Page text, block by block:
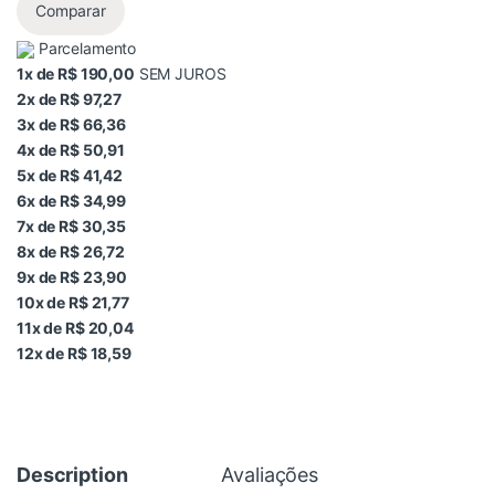
Comparar
Parcelamento
1x de R$ 190,00 SEM JUROS
2x de R$ 97,27
3x de R$ 66,36
4x de R$ 50,91
5x de R$ 41,42
6x de R$ 34,99
7x de R$ 30,35
8x de R$ 26,72
9x de R$ 23,90
10x de R$ 21,77
11x de R$ 20,04
12x de R$ 18,59
Description Avaliações